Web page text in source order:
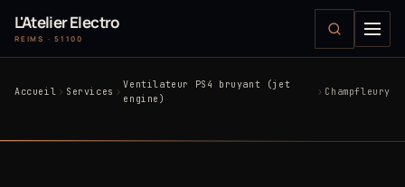
L'Atelier Electro
REIMS · 51100
Accueil Services
Ventilateur PS4 bruyant (jet
engine)
Champfleury